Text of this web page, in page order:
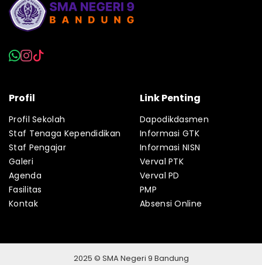
Profil
Profil Sekolah
Staf Tenaga Kependidikan
Staf Pengajar
Galeri
Agenda
Fasilitas
Kontak
Link Penting
Dapodikdasmen
Informasi GTK
Informasi NISN
Verval PTK
Verval PD
PMP
Absensi Online
2025 © SMA Negeri 9 Bandung